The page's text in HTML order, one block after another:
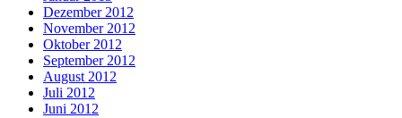
Dezember 2012
November 2012
Oktober 2012
September 2012
August 2012
Juli 2012
Juni 2012